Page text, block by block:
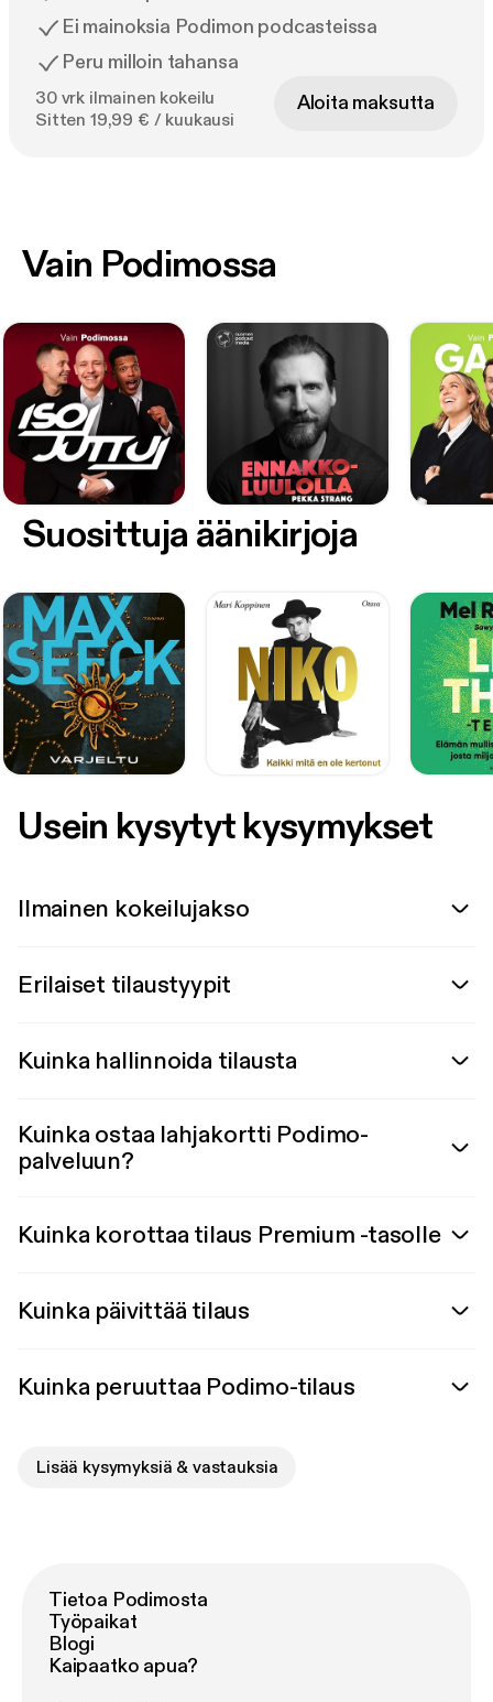
Ei mainoksia Podimon podcasteissa
Peru milloin tahansa
30 vrk ilmainen kokeilu
Sitten 19,99 € / kuukausi
Aloita maksutta
Vain Podimossa
Suosittuja äänikirjoja
Usein kysytyt kysymykset
Ilmainen kokeilujakso
Erilaiset tilaustyypit
Kuinka hallinnoida tilausta
Kuinka ostaa lahjakortti Podimo-
palveluun?
Kuinka korottaa tilaus Premium -tasolle
Kuinka päivittää tilaus
Kuinka peruuttaa Podimo-tilaus
Lisää kysymyksiä & vastauksia
Tietoa Podimosta
Työpaikat
Blogi
Kaipaatko apua?